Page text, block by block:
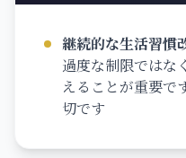
継続的な生活習慣
過度な制限ではな
えることが重要で
切です